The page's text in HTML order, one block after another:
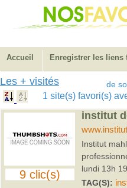
Accueil Enregistrer les liens
Les + visités de
1 site(s) favori(s)
9 clic(s)
institut
Institut
lundi 13h
TAG(S):